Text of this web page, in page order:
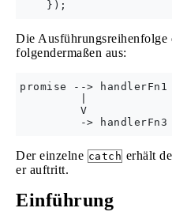
Die Ausführungsreihenfolge
folgendermaßen aus:
promise -->
|
V
Der einzelne catch erhält
er auftritt.
Einführung